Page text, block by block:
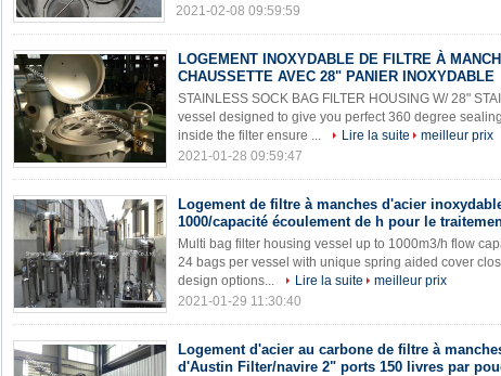
2021-02-08 09:59:59
LOGEMENT INOXYDABLE DE FILTRE À
CHAUSSETTE AVEC 28" PANIER INOXYDABLE
STAINLESS SOCK BAG FILTER HOUSING W/ 28"
vessel designed to give you perfect 360 degree
inside the filter ensure ...
Lire la suite
meilleur prix
2021-01-28 09:59:47
Logement de filtre à manches d'acier
1000/capacité écoulement de h pour le
Multi bag filter housing vessel up to 1000m3/h flow
24 bags per vessel with unique spring aided cover
design options...
Lire la suite
meilleur prix
2021-01-29 11:30:40
Logement d'acier au carbone de filtre à
d'Austin Filter/navire 2" ports 150 livres par